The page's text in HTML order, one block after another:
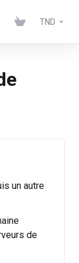
TND
un autre
de